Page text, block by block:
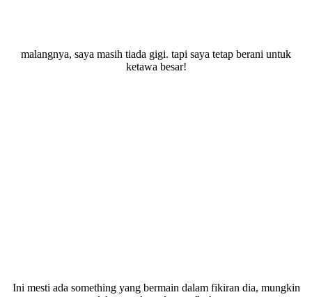
malangnya, saya masih tiada gigi. tapi saya tetap berani untuk
ketawa besar!
Ini mesti ada something yang bermain dalam fikiran dia, mungkin